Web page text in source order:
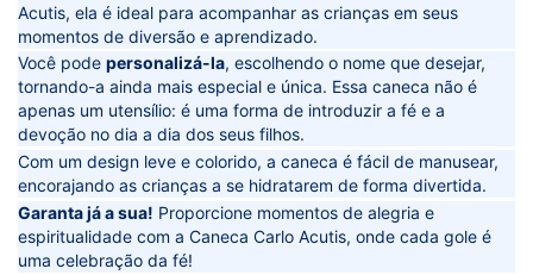
Acutis, ela é ideal para acompanhar as crianças em seus
momentos de diversão e aprendizado.
Você pode personalizá-la, escolhendo o nome que desejar,
tornando-a ainda mais especial e única. Essa caneca não é
apenas um utensílio: é uma forma de introduzir a fé e a
devoção no dia a dia dos seus filhos.
Com um design leve e colorido, a caneca é fácil de manusear,
encorajando as crianças a se hidratarem de forma divertida.
Garanta já a sua! Proporcione momentos de alegria e
espiritualidade com a Caneca Carlo Acutis, onde cada gole é
uma celebração da fé!